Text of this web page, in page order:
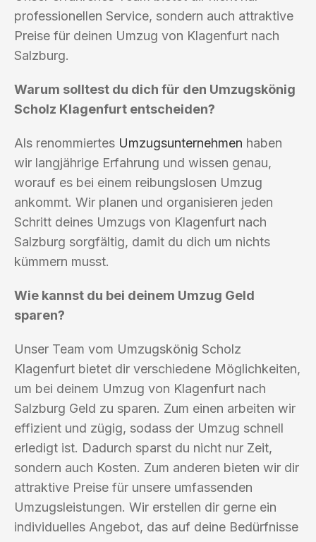
professionellen Service, sondern auch attraktive
Preise für deinen Umzug von Klagenfurt nach
Salzburg.
Warum solltest du dich für den Umzugskönig
Scholz Klagenfurt entscheiden?
Als renommiertes Umzugsunternehmen haben
wir langjährige Erfahrung und wissen genau,
worauf es bei einem reibungslosen Umzug
ankommt. Wir planen und organisieren jeden
Schritt deines Umzugs von Klagenfurt nach
Salzburg sorgfältig, damit du dich um nichts
kümmern musst.
Wie kannst du bei deinem Umzug Geld
sparen?
Unser Team vom Umzugskönig Scholz
Klagenfurt bietet dir verschiedene Möglichkeiten,
um bei deinem Umzug von Klagenfurt nach
Salzburg Geld zu sparen. Zum einen arbeiten wir
effizient und zügig, sodass der Umzug schnell
erledigt ist. Dadurch sparst du nicht nur Zeit,
sondern auch Kosten. Zum anderen bieten wir dir
attraktive Preise für unsere umfassenden
Umzugsleistungen. Wir erstellen dir gerne ein
individuelles Angebot, das auf deine Bedürfnisse